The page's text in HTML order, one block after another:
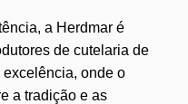
a Herdmar é
de cutelaria de
excelência, onde o
a tradição e as